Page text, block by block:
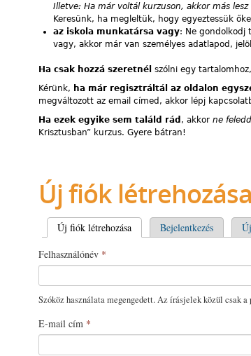
Illetve: Ha már voltál kurzuson, akkor más
Keresünk, ha megleltük, hogy egyeztessük
az iskola munkatársa vagy: Ne gondolkodj
vagy, akkor már van személyes adatlapod,
Ha csak hozzá szeretnél szólni egy
Kérünk, ha már regisztráltál az oldalon
megváltozott az email címed, akkor lépj
Ha ezek egyike sem találd rád , akkor ne
Krisztusban” kurzus. Gyere bátran!
Új fiók létrehozása
Elsődleges fülek
Új fiók létrehozása (aktív fül)Bejelentkezés
Felhasználónév *
Szóköz használata megengedett. Az írásjelek közül csak
E-mail cím *